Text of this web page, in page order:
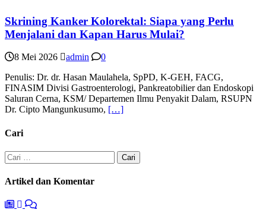
Skrining Kanker Kolorektal: Siapa yang Perlu
Menjalani dan Kapan Harus Mulai?
8 Mei 2026 admin
0
Penulis: Dr. dr. Hasan Maulahela, SpPD, K-GEH, FACG,
FINASIM Divisi Gastroenterologi, Pankreatobilier dan Endoskopi
Saluran Cerna, KSM/ Departemen Ilmu Penyakit Dalam, RSUPN
Dr. Cipto Mangunkusumo, […]
Cari
Cari
untuk:
Artikel dan Komentar